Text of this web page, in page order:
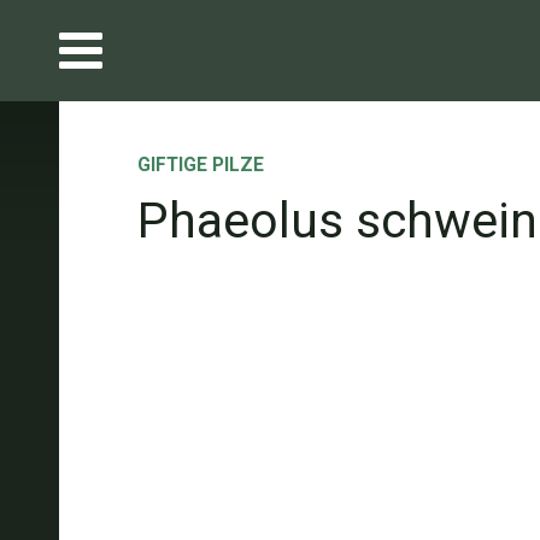
GIFTIGE PILZE
Phaeolus